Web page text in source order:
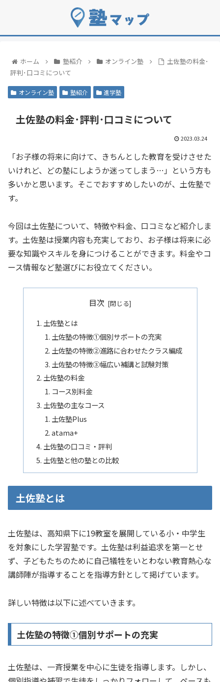
ホーム 塾紹介 オンライン塾
土佐塾の料金･
評判･口コミについて
オンライン塾 塾紹介 進学塾
土佐塾の料金･評判･口コミについて
2023.03.24
「お子様の将来に向けて、きちんとした教育を受けさせた
いけれど、どの塾にしようか迷ってしまう…」という方も
多いかと思います。そこでおすすめしたいのが、土佐塾で
す。
今回は土佐塾について、特徴や料金、口コミなど紹介しま
す。土佐塾は授業内容も充実しており、お子様は将来に必
要な知識やスキルを身につけることができます。料金やコ
ース情報など塾選びにお役立てください。
目次
土佐塾とは
土佐塾の特徴①個別サポートの充実
土佐塾の特徴②進路に合わせたクラス編成
土佐塾の特徴➂幅広い補講と試験対策
土佐塾の料金
コース別料金
土佐塾の主なコース
土佐塾Plus
atama+
土佐塾の口コミ・評判
土佐塾と他の塾との比較
土佐塾とは
土佐塾は、高知県下に19教室を展開している小・中学生
を対象にした学習塾です。土佐塾は利益追求を第一とせ
ず、子どもたちのために自己犠牲をいとわない教育熱心な
講師陣が指導することを指導方針として掲げています。
詳しい特徴は以下に述べていきます。
土佐塾の特徴①個別サポートの充実
土佐塾は、一斉授業を中心に生徒を指導します。しかし、